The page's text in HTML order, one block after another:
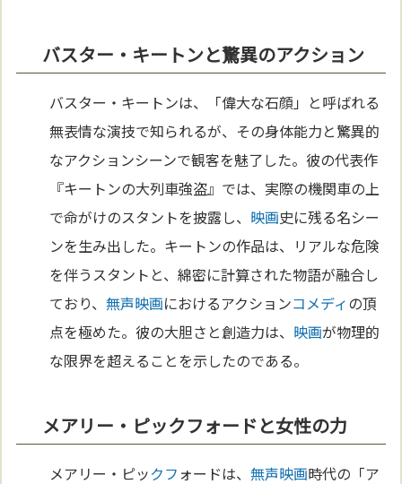
バスター・キートンと驚異のアクション
バスター・キートンは、「偉大な石顔」と呼ばれる
無表情な演技で知られるが、その身体能力と驚異的
なアクションシーンで観客を魅了した。彼の代表作
『キートンの大列車強盗』では、実際の機関車の上
で命がけのスタントを披露し、 映画史に残る名シー
ンを生み出した。キートンの作品は、リアルな危険
を伴うスタントと、綿密に計算された物語が融合し
ており、無声映画におけるアクションコメディの頂
点を極めた。彼の大胆さと創造力は、 映画が物理的
な限界を超えることを示したのである。
メアリー・ピックフォードと女性の力
メアリー・ピックフ ォードは、無声映画時代の「ア